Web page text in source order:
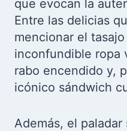
que evocan la
Entre las delicias
mencionar el
inconfundible ropa
rabo encendido y,
icónico sándwich
Además, el